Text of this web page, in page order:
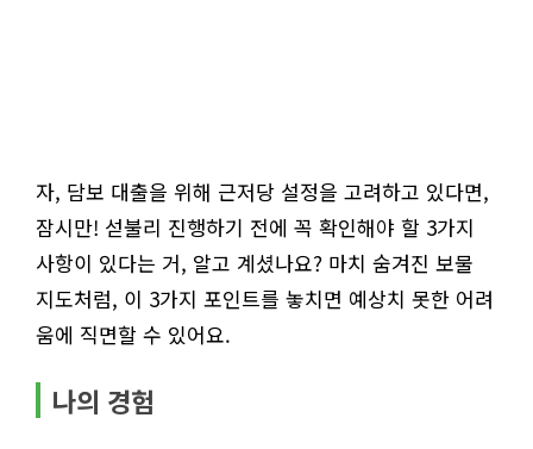
자, 담보 대출을 위해 근저당 설정을 고려하고 있다면,
잠시만! 섣불리 진행하기 전에 꼭 확인해야 할 3가지
사항이 있다는 거, 알고 계셨나요? 마치 숨겨진 보물
지도처럼, 이 3가지 포인트를 놓치면 예상치 못한 어려
움에 직면할 수 있어요.
나의 경험